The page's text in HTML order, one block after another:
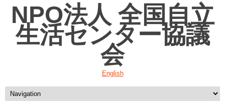
NPO法人 全国自立
生活センター協議
会
English